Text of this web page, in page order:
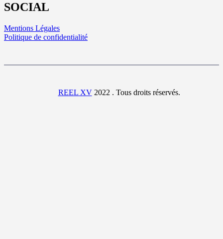
SOCIAL
Mentions Légales
Politique de confidentialité
REEL XV2022 . Tous droits réservés.